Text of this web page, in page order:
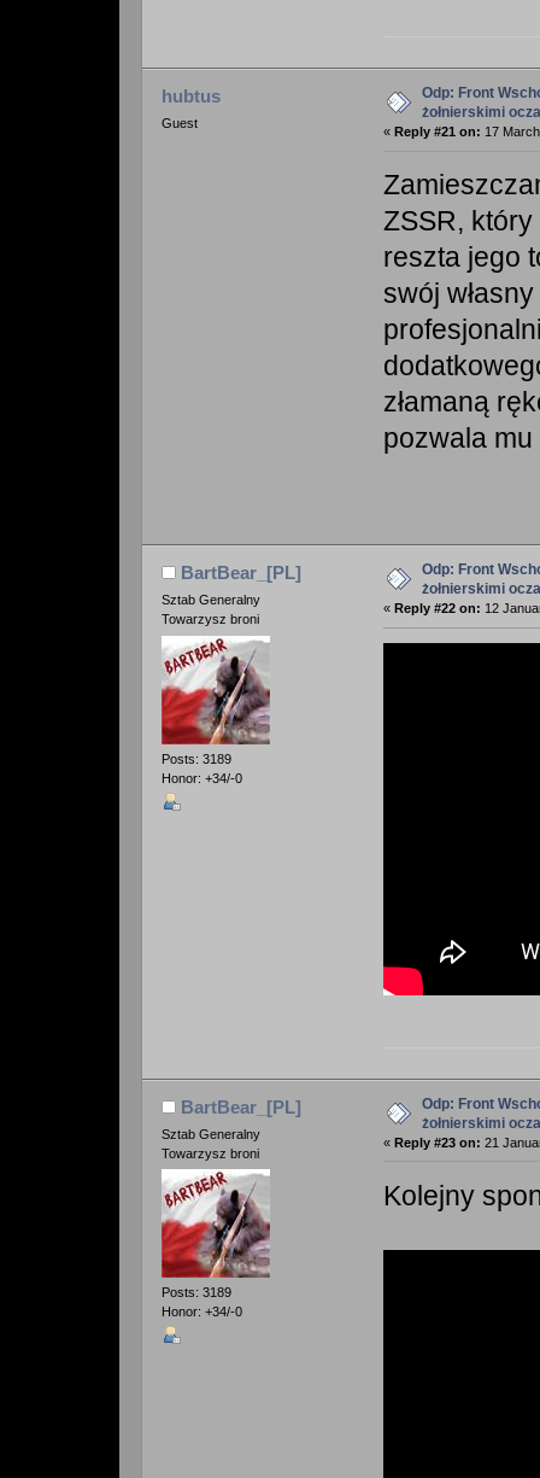
hubtus
Guest
Odp: Front
żołnierskimi
« Reply #21 on: 17
ZSSR,
reszta jego
swój
złamaną
pozwala mu
BartBear_[PL]
Sztab Generalny
Towarzysz broni
Posts: 3189
Honor: +34/-0
Odp: Front
żołnierskimi
« Reply #22 on: 12
BartBear_[PL]
Sztab Generalny
Towarzysz broni
Posts: 3189
Honor: +34/-0
Odp: Front
żołnierskimi
« Reply #23 on: 21
Kolejny